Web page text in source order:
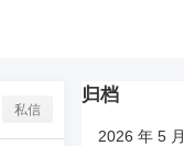
私信
归档
2026 年 5 月